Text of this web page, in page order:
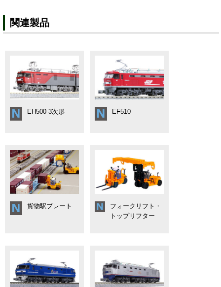
関連製品
EH500 3次形 EF510
貨物駅プレート
フォークリフト・
トップリフター